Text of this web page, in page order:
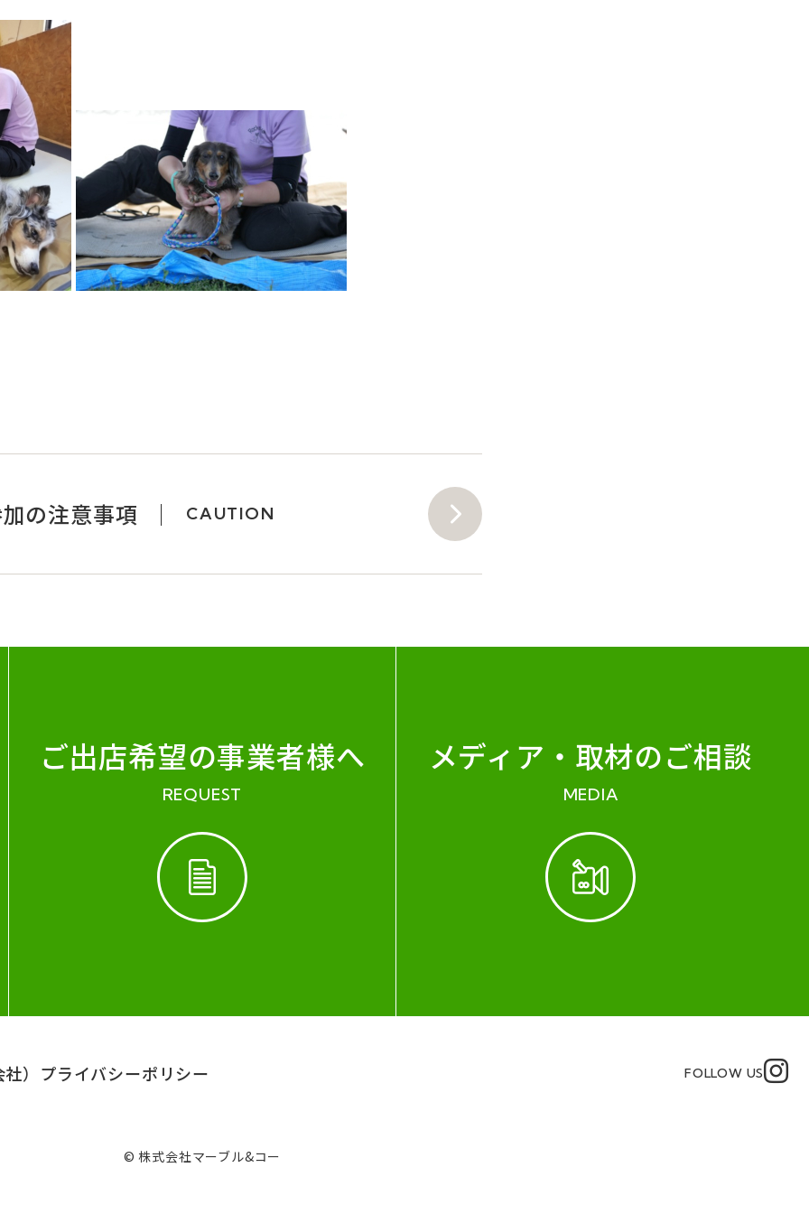
の注意事項 CAUTION
ご出店希望の事業者様へ
REQUEST
メディア・ 取材のご相談
MEDIA
） プライバシーポリシー FOLLOW US
© 株式会社マーブル&コー